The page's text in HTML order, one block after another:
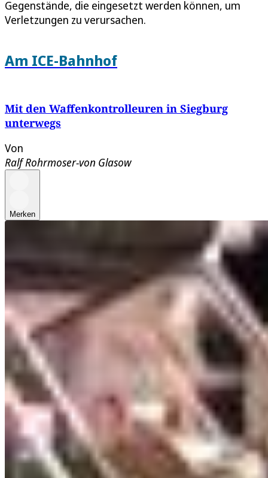
Gegenstände, die eingesetzt werden können, um
Verletzungen zu verursachen.
Am ICE-Bahnhof
Mit den Waffenkontrolleuren in Siegburg
unterwegs
Von
Ralf Rohrmoser-von Glasow
Merken